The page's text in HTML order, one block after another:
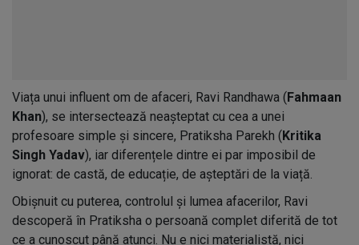
Viața unui influent om de afaceri, Ravi Randhawa ( Fahmaan
Khan), se intersectează neașteptat cu cea a unei
profesoare simple și sincere, Pratiksha Parekh ( Kritika
Singh Yadav), iar diferențele dintre ei par imposibil de
ignorat: de castă, de educație, de așteptări de la viață.
Obișnuit cu puterea, controlul și lumea afacerilor, Ravi
descoperă în Pratiksha o persoană complet diferită de tot
ce a cunoscut până atunci. Nu e nici materialistă, nici